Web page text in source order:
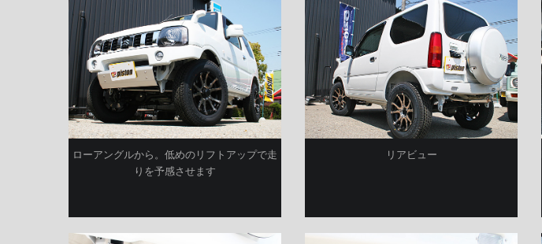
ローアングルから。低めのリフトアップで走
りを予感させます
リアビュー